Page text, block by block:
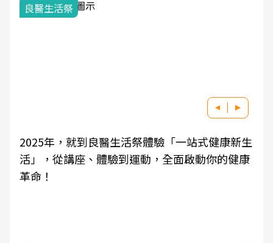
良醫生活祭
2025年，就到良醫生活祭體驗「一站式健康新生
活」，從講座、體驗到運動，全面啟動你的健康
革命！